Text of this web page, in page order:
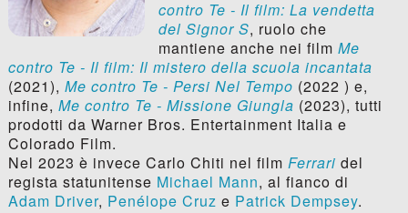
contro Te - Il film: La vendetta
del Signor S, ruolo che
mantiene anche nei film Me
contro Te - Il film: Il mistero della scuola incantata
(2021), Me contro Te - Persi Nel Tempo (2022 ) e,
infine, Me contro Te - Missione Giungla (2023), tutti
prodotti da Warner Bros. Entertainment Italia e
Colorado Film.
Nel 2023 è invece Carlo Chiti nel film Ferrari del
regista statunitense Michael Mann, al fianco di
Adam Driver, Penélope Cruz e Patrick Dempsey.